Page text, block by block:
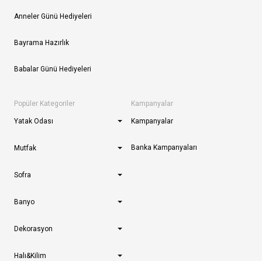
Anneler Günü Hediyeleri
Bayrama Hazırlık
Babalar Günü Hediyeleri
Popüler Kategoriler
Yatak Odası
Mutfak
Sofra
Banyo
Dekorasyon
Halı&Kilim
Kampanyalar
Kampanyalar
Banka Kampanyaları